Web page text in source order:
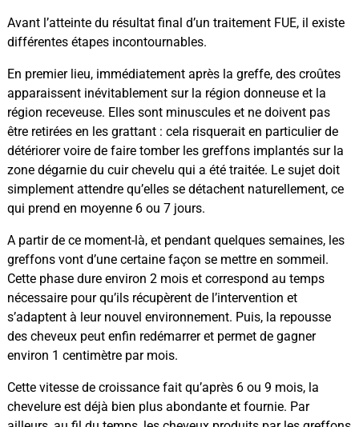
Avant l’atteinte du résultat final d’un traitement FUE, il existe
différentes étapes incontournables.
En premier lieu, immédiatement après la greffe, des croûtes
apparaissent inévitablement sur la région donneuse et la
région receveuse. Elles sont minuscules et ne doivent pas
être retirées en les grattant : cela risquerait en particulier de
détériorer voire de faire tomber les greffons implantés sur la
zone dégarnie du cuir chevelu qui a été traitée. Le sujet doit
simplement attendre qu’elles se détachent naturellement, ce
qui prend en moyenne 6 ou 7 jours.
A partir de ce moment-là, et pendant quelques semaines, les
greffons vont d’une certaine façon se mettre en sommeil.
Cette phase dure environ 2 mois et correspond au temps
nécessaire pour qu’ils récupèrent de l’intervention et
s’adaptent à leur nouvel environnement. Puis, la repousse
des cheveux peut enfin redémarrer et permet de gagner
environ 1 centimètre par mois.
Cette vitesse de croissance fait qu’après 6 ou 9 mois, la
chevelure est déjà bien plus abondante et fournie. Par